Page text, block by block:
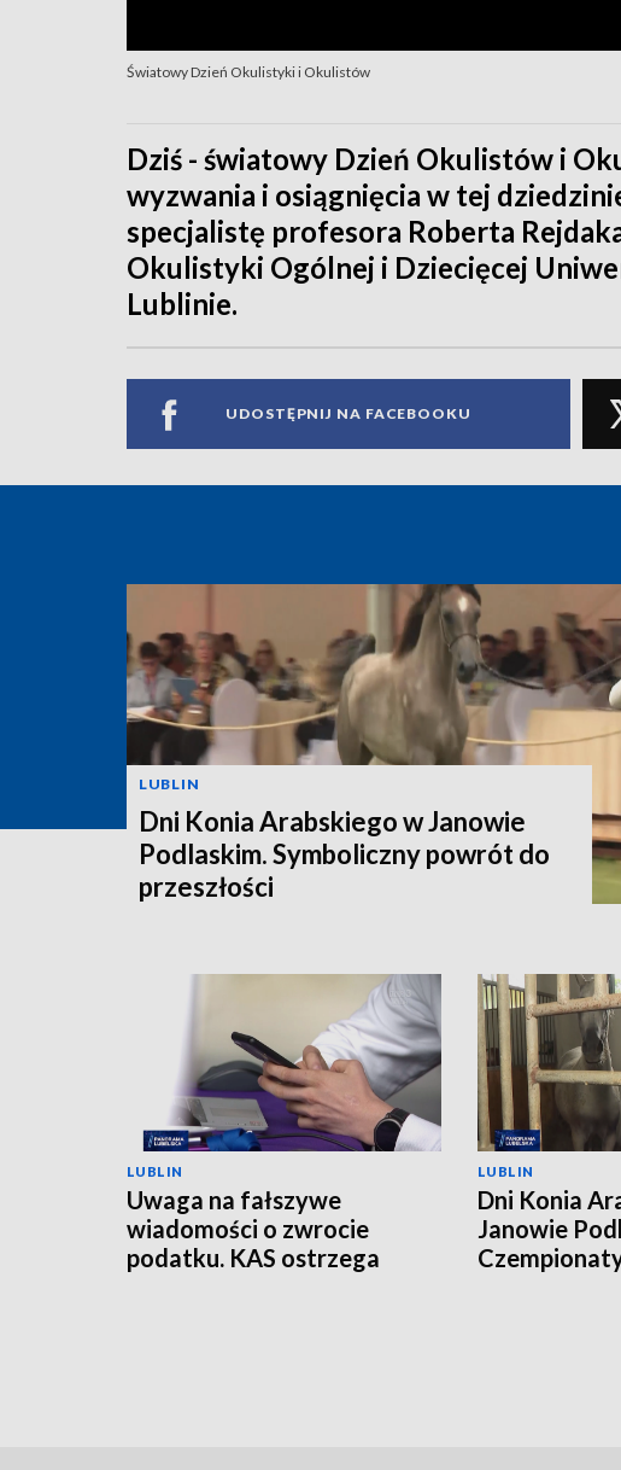
Światowy Dzień Okulistyki i Okulistów
Dziś - światowy Dzień Okulistów i
wyzwania i osiągnięcia w tej
specjalistę profesora Roberta
Okulistyki Ogólnej i Dziecięcej
Lublinie.
UDOSTĘPNIJ NA FACEBOOKU
LUBLIN
Dni Konia Arabskiego w Janowie
Podlaskim. Symboliczny powrót do
przeszłości
LUBLIN
Uwaga na fałszywe
wiadomości o zwrocie
podatku. KAS ostrzega
LUBLIN
Dni Konia
Janowie